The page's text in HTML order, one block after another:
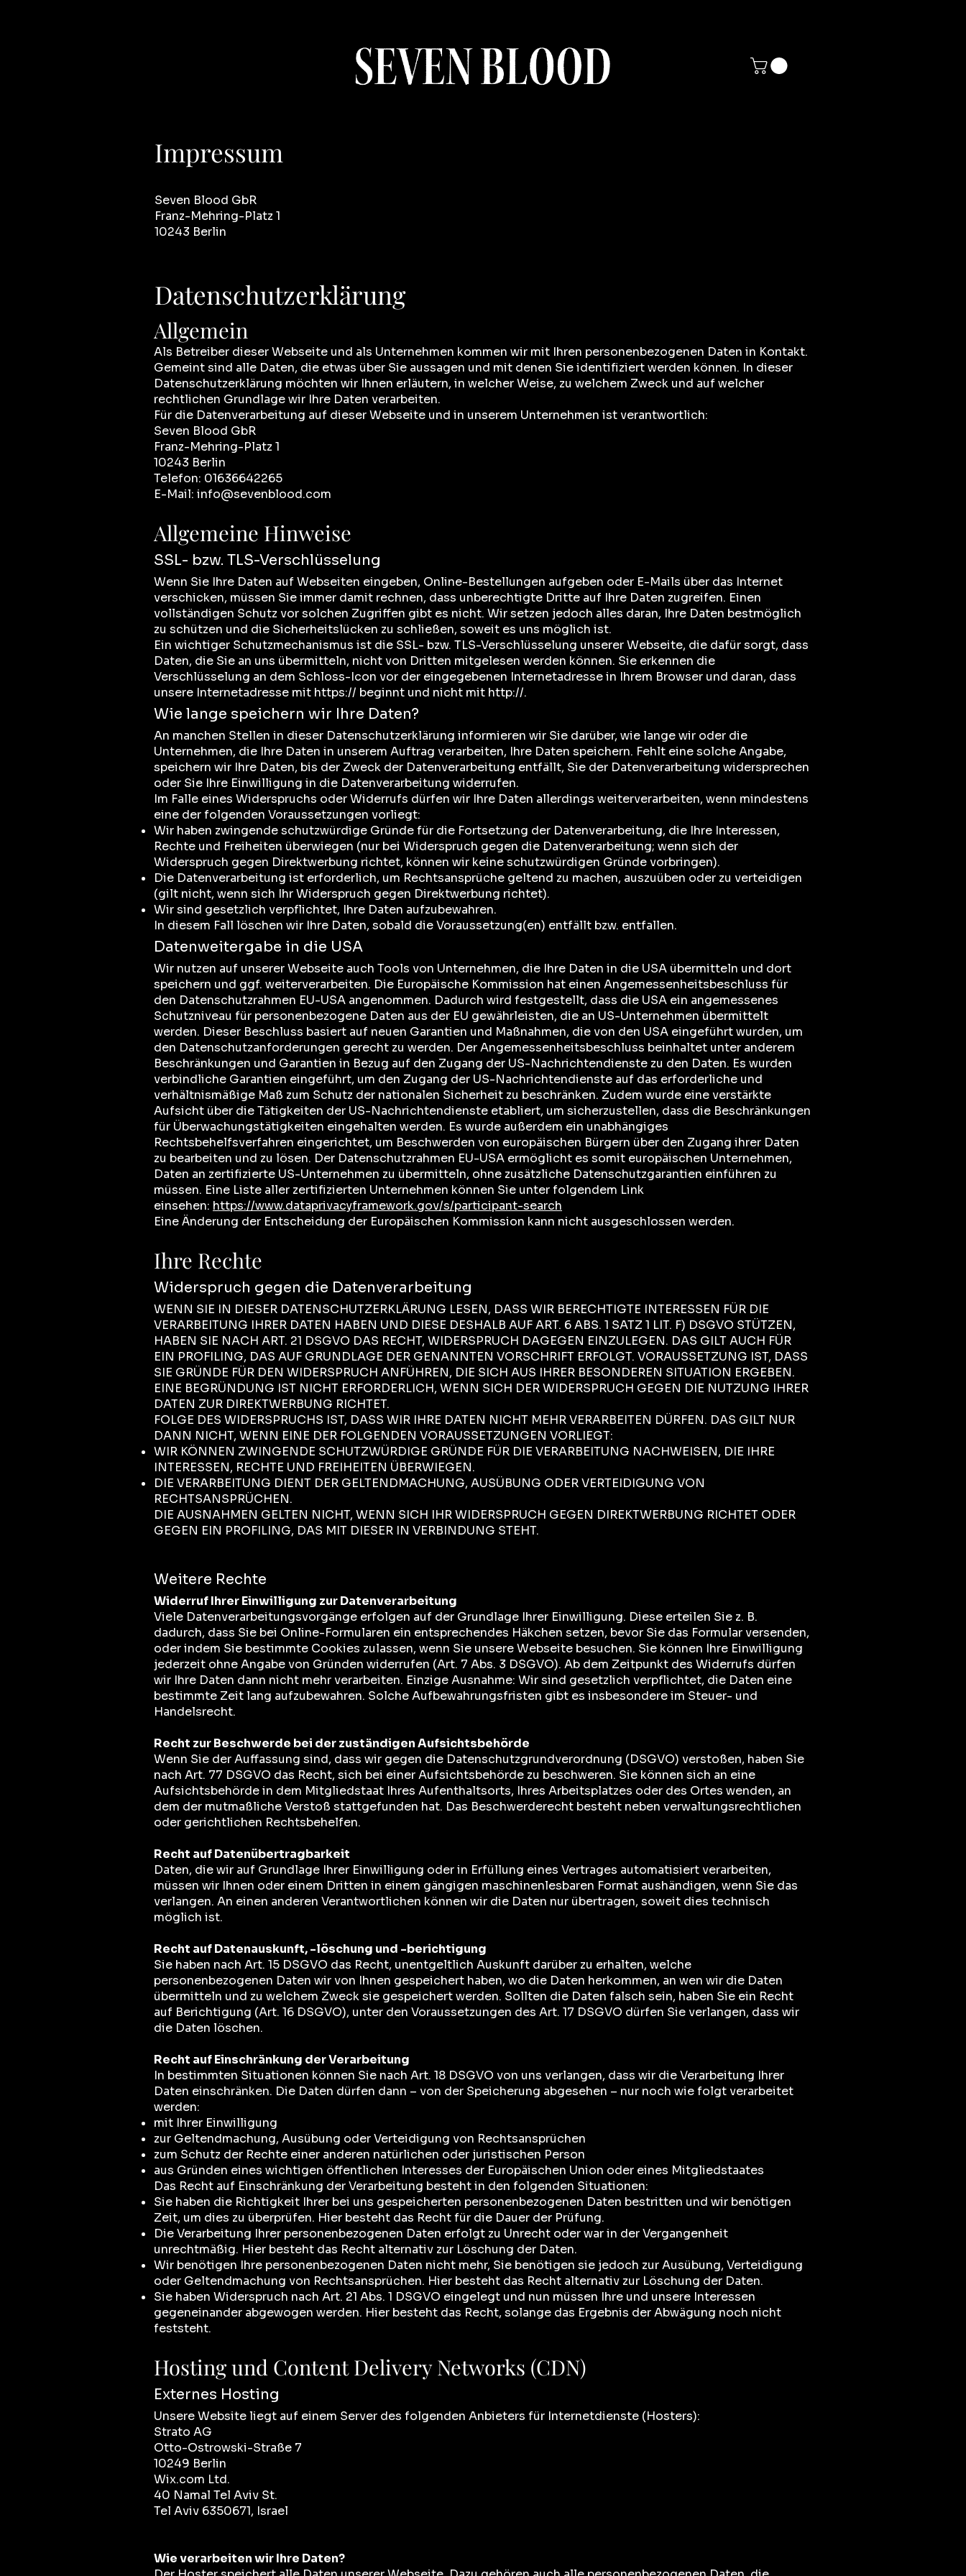
Impressum
Seven Blood GbR
Franz-Mehring-Platz 1
10243 Berlin
Datenschutzerklärung
Allgemein
Als Betreiber dieser Webseite und als Unternehmen kommen wir mit Ihren personenbezogenen Daten in Kontakt.
Gemeint sind alle Daten, die etwas über Sie aussagen und mit denen Sie identifiziert werden können. In dieser
Datenschutzerklärung möchten wir Ihnen erläutern, in welcher Weise, zu welchem Zweck und auf welcher
rechtlichen Grundlage wir Ihre Daten verarbeiten.
Für die Datenverarbeitung auf dieser Webseite und in unserem Unternehmen ist verantwortlich:
Seven Blood GbR
Franz-Mehring-Platz 1
10243 Berlin
Telefon: 01636642265
E-Mail: info@sevenblood.com
Allgemeine Hinweise
SSL- bzw. TLS-Verschlüsselung
Wenn Sie Ihre Daten auf Webseiten eingeben, Online-Bestellungen aufgeben oder E-Mails über das Internet
verschicken, müssen Sie immer damit rechnen, dass unberechtigte Dritte auf Ihre Daten zugreifen. Einen
vollständigen Schutz vor solchen Zugriffen gibt es nicht. Wir setzen jedoch alles daran, Ihre Daten bestmöglich
zu schützen und die Sicherheitslücken zu schließen, soweit es uns möglich ist.
Ein wichtiger Schutzmechanismus ist die SSL- bzw. TLS-Verschlüsselung unserer Webseite, die dafür sorgt, dass
Daten, die Sie an uns übermitteln, nicht von Dritten mitgelesen werden können. Sie erkennen die
Verschlüsselung an dem Schloss-Icon vor der eingegebenen Internetadresse in Ihrem Browser und daran, dass
unsere Internetadresse mit https:// beginnt und nicht mit http://.
Wie lange speichern wir Ihre Daten?
An manchen Stellen in dieser Datenschutzerklärung informieren wir Sie darüber, wie lange wir oder die
Unternehmen, die Ihre Daten in unserem Auftrag verarbeiten, Ihre Daten speichern. Fehlt eine solche Angabe,
speichern wir Ihre Daten, bis der Zweck der Datenverarbeitung entfällt, Sie der Datenverarbeitung widersprechen
oder Sie Ihre Einwilligung in die Datenverarbeitung widerrufen.
Im Falle eines Widerspruchs oder Widerrufs dürfen wir Ihre Daten allerdings weiterverarbeiten, wenn mindestens
eine der folgenden Voraussetzungen vorliegt:
Wir haben zwingende schutzwürdige Gründe für die Fortsetzung der Datenverarbeitung, die Ihre Interessen,
Rechte und Freiheiten überwiegen (nur bei Widerspruch gegen die Datenverarbeitung; wenn sich der
Widerspruch gegen Direktwerbung richtet, können wir keine schutzwürdigen Gründe vorbringen).
Die Datenverarbeitung ist erforderlich, um Rechtsansprüche geltend zu machen, auszuüben oder zu verteidigen
(gilt nicht, wenn sich Ihr Widerspruch gegen Direktwerbung richtet).
Wir sind gesetzlich verpflichtet, Ihre Daten aufzubewahren.
In diesem Fall löschen wir Ihre Daten, sobald die Voraussetzung(en) entfällt bzw. entfallen.
Datenweitergabe in die USA
Wir nutzen auf unserer Webseite auch Tools von Unternehmen, die Ihre Daten in die USA übermitteln und dort
speichern und ggf. weiterverarbeiten. Die Europäische Kommission hat einen Angemessenheitsbeschluss für
den Datenschutzrahmen EU-USA angenommen. Dadurch wird festgestellt, dass die USA ein angemessenes
Schutzniveau für personenbezogene Daten aus der EU gewährleisten, die an US-Unternehmen übermittelt
werden. Dieser Beschluss basiert auf neuen Garantien und Maßnahmen, die von den USA eingeführt wurden, um
den Datenschutzanforderungen gerecht zu werden. Der Angemessenheitsbeschluss beinhaltet unter anderem
Beschränkungen und Garantien in Bezug auf den Zugang der US-Nachrichtendienste zu den Daten. Es wurden
verbindliche Garantien eingeführt, um den Zugang der US-Nachrichtendienste auf das erforderliche und
verhältnismäßige Maß zum Schutz der nationalen Sicherheit zu beschränken. Zudem wurde eine verstärkte
Aufsicht über die Tätigkeiten der US-Nachrichtendienste etabliert, um sicherzustellen, dass die Beschränkungen
für Überwachungstätigkeiten eingehalten werden. Es wurde außerdem ein unabhängiges
Rechtsbehelfsverfahren eingerichtet, um Beschwerden von europäischen Bürgern über den Zugang ihrer Daten
zu bearbeiten und zu lösen. Der Datenschutzrahmen EU-USA ermöglicht es somit europäischen Unternehmen,
Daten an zertifizierte US-Unternehmen zu übermitteln, ohne zusätzliche Datenschutzgarantien einführen zu
müssen. Eine Liste aller zertifizierten Unternehmen können Sie unter folgendem Link
einsehen: https://www.dataprivacyframework.gov/s/participant-search
Eine Änderung der Entscheidung der Europäischen Kommission kann nicht ausgeschlossen werden.
Ihre Rechte
Widerspruch gegen die Datenverarbeitung
WENN SIE IN DIESER DATENSCHUTZERKLÄRUNG LESEN, DASS WIR BERECHTIGTE INTERESSEN FÜR DIE
VERARBEITUNG IHRER DATEN HABEN UND DIESE DESHALB AUF ART. 6 ABS. 1 SATZ 1 LIT. F) DSGVO STÜTZEN,
HABEN SIE NACH ART. 21 DSGVO DAS RECHT, WIDERSPRUCH DAGEGEN EINZULEGEN. DAS GILT AUCH FÜR
EIN PROFILING, DAS AUF GRUNDLAGE DER GENANNTEN VORSCHRIFT ERFOLGT. VORAUSSETZUNG IST, DASS
SIE GRÜNDE FÜR DEN WIDERSPRUCH ANFÜHREN, DIE SICH AUS IHRER BESONDEREN SITUATION ERGEBEN.
EINE BEGRÜNDUNG IST NICHT ERFORDERLICH, WENN SICH DER WIDERSPRUCH GEGEN DIE NUTZUNG IHRER
DATEN ZUR DIREKTWERBUNG RICHTET.
FOLGE DES WIDERSPRUCHS IST, DASS WIR IHRE DATEN NICHT MEHR VERARBEITEN DÜRFEN. DAS GILT NUR
DANN NICHT, WENN EINE DER FOLGENDEN VORAUSSETZUNGEN VORLIEGT:
WIR KÖNNEN ZWINGENDE SCHUTZWÜRDIGE GRÜNDE FÜR DIE VERARBEITUNG NACHWEISEN, DIE IHRE
INTERESSEN, RECHTE UND FREIHEITEN ÜBERWIEGEN.
DIE VERARBEITUNG DIENT DER GELTENDMACHUNG, AUSÜBUNG ODER VERTEIDIGUNG VON
RECHTSANSPRÜCHEN.
DIE AUSNAHMEN GELTEN NICHT, WENN SICH IHR WIDERSPRUCH GEGEN DIREKTWERBUNG RICHTET ODER
GEGEN EIN PROFILING, DAS MIT DIESER IN VERBINDUNG STEHT.
Weitere Rechte
Widerruf Ihrer Einwilligung zur Datenverarbeitung
Viele Datenverarbeitungsvorgänge erfolgen auf der Grundlage Ihrer Einwilligung. Diese erteilen Sie z. B.
dadurch, dass Sie bei Online-Formularen ein entsprechendes Häkchen setzen, bevor Sie das Formular versenden,
oder indem Sie bestimmte Cookies zulassen, wenn Sie unsere Webseite besuchen. Sie können Ihre Einwilligung
jederzeit ohne Angabe von Gründen widerrufen (Art. 7 Abs. 3 DSGVO). Ab dem Zeitpunkt des Widerrufs dürfen
wir Ihre Daten dann nicht mehr verarbeiten. Einzige Ausnahme: Wir sind gesetzlich verpflichtet, die Daten eine
bestimmte Zeit lang aufzubewahren. Solche Aufbewahrungsfristen gibt es insbesondere im Steuer- und
Handelsrecht.
Recht zur Beschwerde bei der zuständigen Aufsichtsbehörde
Wenn Sie der Auffassung sind, dass wir gegen die Datenschutzgrundverordnung (DSGVO) verstoßen, haben Sie
nach Art. 77 DSGVO das Recht, sich bei einer Aufsichtsbehörde zu beschweren. Sie können sich an eine
Aufsichtsbehörde in dem Mitgliedstaat Ihres Aufenthaltsorts, Ihres Arbeitsplatzes oder des Ortes wenden, an
dem der mutmaßliche Verstoß stattgefunden hat. Das Beschwerderecht besteht neben verwaltungsrechtlichen
oder gerichtlichen Rechtsbehelfen.
Recht auf Datenübertragbarkeit
Daten, die wir auf Grundlage Ihrer Einwilligung oder in Erfüllung eines Vertrages automatisiert verarbeiten,
müssen wir Ihnen oder einem Dritten in einem gängigen maschinenlesbaren Format aushändigen, wenn Sie das
verlangen. An einen anderen Verantwortlichen können wir die Daten nur übertragen, soweit dies technisch
möglich ist.
Recht auf Datenauskunft, -löschung und -berichtigung
Sie haben nach Art. 15 DSGVO das Recht, unentgeltlich Auskunft darüber zu erhalten, welche
personenbezogenen Daten wir von Ihnen gespeichert haben, wo die Daten herkommen, an wen wir die Daten
übermitteln und zu welchem Zweck sie gespeichert werden. Sollten die Daten falsch sein, haben Sie ein Recht
auf Berichtigung (Art. 16 DSGVO), unter den Voraussetzungen des Art. 17 DSGVO dürfen Sie verlangen, dass wir
die Daten löschen.
Recht auf Einschränkung der Verarbeitung
In bestimmten Situationen können Sie nach Art. 18 DSGVO von uns verlangen, dass wir die Verarbeitung Ihrer
Daten einschränken. Die Daten dürfen dann – von der Speicherung abgesehen – nur noch wie folgt verarbeitet
werden:
mit Ihrer Einwilligung
zur Geltendmachung, Ausübung oder Verteidigung von Rechtsansprüchen
zum Schutz der Rechte einer anderen natürlichen oder juristischen Person
aus Gründen eines wichtigen öffentlichen Interesses der Europäischen Union oder eines Mitgliedstaates
Das Recht auf Einschränkung der Verarbeitung besteht in den folgenden Situationen:
Sie haben die Richtigkeit Ihrer bei uns gespeicherten personenbezogenen Daten bestritten und wir benötigen
Zeit, um dies zu überprüfen. Hier besteht das Recht für die Dauer der Prüfung.
Die Verarbeitung Ihrer personenbezogenen Daten erfolgt zu Unrecht oder war in der Vergangenheit
unrechtmäßig. Hier besteht das Recht alternativ zur Löschung der Daten.
Wir benötigen Ihre personenbezogenen Daten nicht mehr, Sie benötigen sie jedoch zur Ausübung, Verteidigung
oder Geltendmachung von Rechtsansprüchen. Hier besteht das Recht alternativ zur Löschung der Daten.
Sie haben Widerspruch nach Art. 21 Abs. 1 DSGVO eingelegt und nun müssen Ihre und unsere Interessen
gegeneinander abgewogen werden. Hier besteht das Recht, solange das Ergebnis der Abwägung noch nicht
feststeht.
Hosting und Content Delivery Networks (CDN)
Externes Hosting
Unsere Website liegt auf einem Server des folgenden Anbieters für Internetdienste (Hosters):
Strato AG
Otto-Ostrowski-Straße 7
10249 Berlin
Wix.com Ltd.
40 Namal Tel Aviv St.
Tel Aviv 6350671, Israel
Wie verarbeiten wir Ihre Daten?